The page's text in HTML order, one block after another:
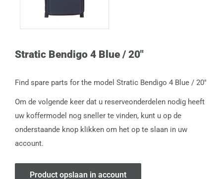
Stratic Bendigo 4 Blue / 20"
Find spare parts for the model Stratic Bendigo 4 Blue / 20"
Om de volgende keer dat u reserveonderdelen nodig heeft
uw koffermodel nog sneller te vinden, kunt u op de
onderstaande knop klikken om het op te slaan in uw
account.
Product opslaan in account